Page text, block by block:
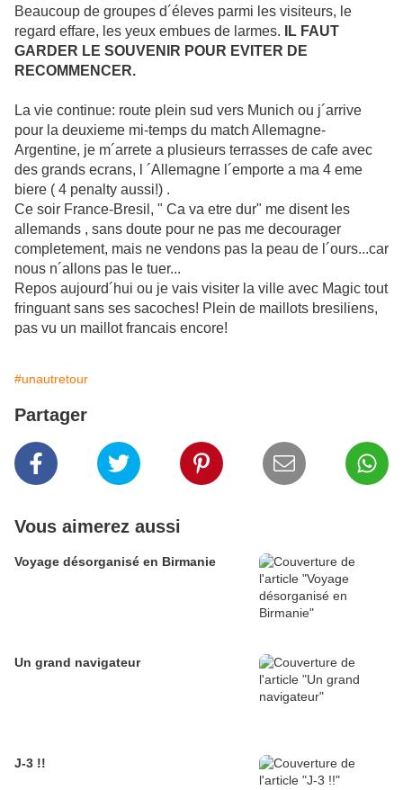
Beaucoup de groupes d´éleves parmi les visiteurs, le
regard effare, les yeux embues de larmes.
IL FAUT
GARDER LE SOUVENIR POUR EVITER DE
RECOMMENCER.
La vie continue: route plein sud vers Munich ou j´arrive
pour la deuxieme mi-temps du match Allemagne-
Argentine, je m´arrete a plusieurs terrasses de cafe avec
des grands ecrans, l ´Allemagne l´emporte a ma 4 eme
biere ( 4 penalty aussi!) .
Ce soir France-Bresil, " Ca va etre dur" me disent les
allemands , sans doute pour ne pas me decourager
completement, mais ne vendons pas la peau de l´ours...car
nous n´allons pas le tuer...
Repos aujourd´hui ou je vais visiter la ville avec Magic tout
fringuant sans ses sacoches! Plein de maillots bresiliens,
pas vu un maillot francais encore!
#unautretour
Partager
Vous aimerez aussi
Voyage désorganisé en Birmanie
Un grand navigateur
J-3 !!